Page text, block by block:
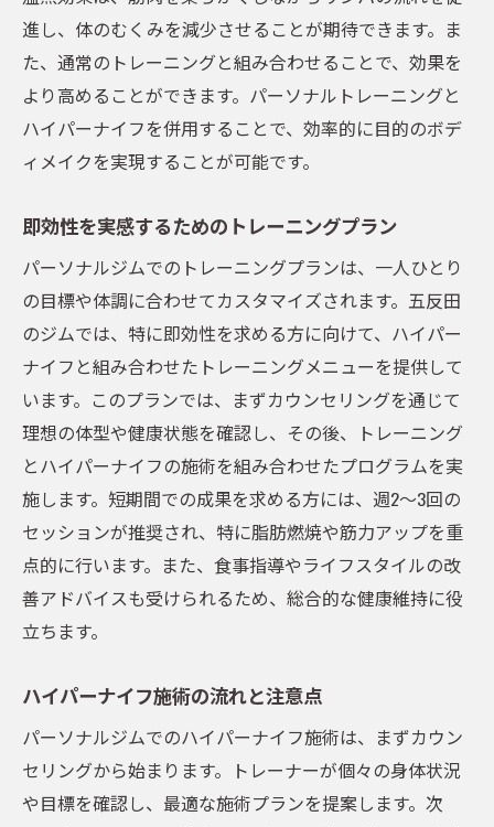
進し、体のむくみを減少させることが期待できます。ま
た、通常のトレーニングと組み合わせることで、効果を
より高めることができます。パーソナルトレーニングと
ハイパーナイフを併用することで、効率的に目的のボデ
ィメイクを実現することが可能です。
即効性を実感するためのトレーニングプラン
パーソナルジムでのトレーニングプランは、一人ひとり
の目標や体調に合わせてカスタマイズされます。五反田
のジムでは、特に即効性を求める方に向けて、ハイパー
ナイフと組み合わせたトレーニングメニューを提供して
います。このプランでは、まずカウンセリングを通じて
理想の体型や健康状態を確認し、その後、トレーニング
とハイパーナイフの施術を組み合わせたプログラムを実
施します。短期間での成果を求める方には、週2〜3回の
セッションが推奨され、特に脂肪燃焼や筋力アップを重
点的に行います。また、食事指導やライフスタイルの改
善アドバイスも受けられるため、総合的な健康維持に役
立ちます。
ハイパーナイフ施術の流れと注意点
パーソナルジムでのハイパーナイフ施術は、まずカウン
セリングから始まります。トレーナーが個々の身体状況
や目標を確認し、最適な施術プランを提案します。次